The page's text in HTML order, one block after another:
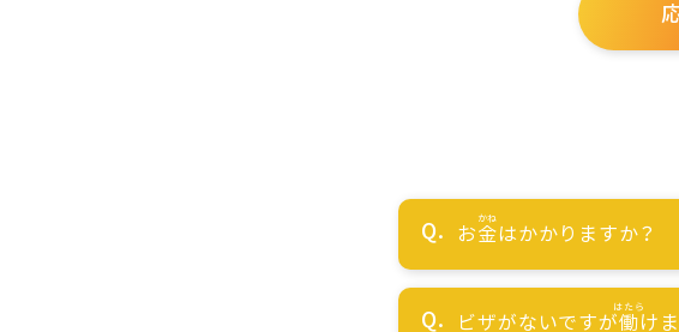
お金はかかりますか？
ビザがないですが働け